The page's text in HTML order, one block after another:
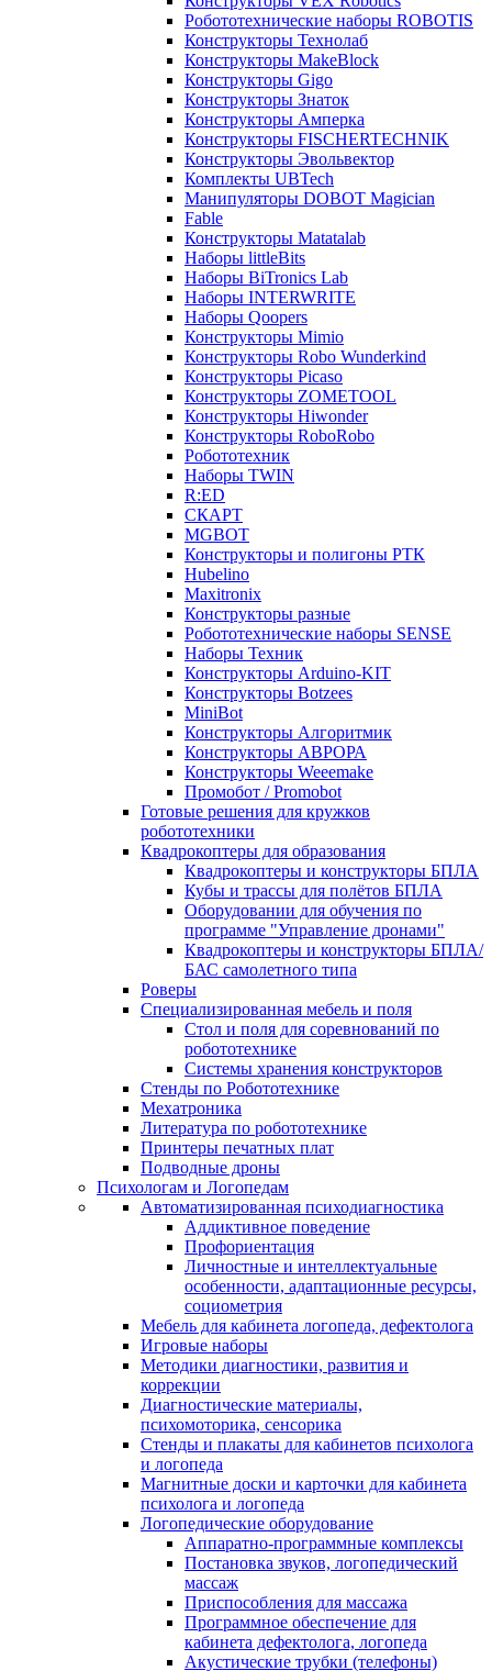
Робототехнические наборы ROBOTIS
Конструкторы Технолаб
Конструкторы MakeBlock
Конструкторы Gigo
Конструкторы Знаток
Конструкторы Амперка
Конструкторы FISCHERTECHNIK
Конструкторы Эвольвектор
Комплекты UBTech
Манипуляторы DOBOT Magician
Fable
Конструкторы Matatalab
Наборы littleBits
Наборы BiTronics Lab
Наборы INTERWRITE
Наборы Qoopers
Конструкторы Mimio
Конструкторы Robo Wunderkind
Конструкторы Picaso
Конструкторы ZOMETOOL
Конструкторы Hiwonder
Конструкторы RoboRobo
Робототехник
Наборы TWIN
R:ED
СКАРТ
MGBOT
Конструкторы и полигоны РТК
Hubelino
Maxitronix
Конструкторы разные
Робототехнические наборы SENSE
Наборы Техник
Конструкторы Arduino-KIT
Конструкторы Botzees
MiniBot
Конструкторы Алгоритмик
Конструкторы АВРОРА
Конструкторы Weeemake
Промобот / Promobot
Готовые решения для кружков
робототехники
Квадрокоптеры для образования
Квадрокоптеры и конструкторы БПЛА
Кубы и трассы для полётов БПЛА
Оборудовании для обучения по
программе "Управление дронами"
Квадрокоптеры и конструкторы БПЛА/
БАС самолетного типа
Роверы
Специализированная мебель и поля
Стол и поля для соревнований по
робототехнике
Системы хранения конструкторов
Стенды по Робототехнике
Мехатроника
Литература по робототехнике
Принтеры печатных плат
Подводные дроны
Психологам и Логопедам
Автоматизированная психодиагностика
Аддиктивное поведение
Профориентация
Личностные и интеллектуальные
особенности, адаптационные ресурсы,
социометрия
Мебель для кабинета логопеда, дефектолога
Игровые наборы
Методики диагностики, развития и
коррекции
Диагностические материалы,
психомоторика, сенсорика
Стенды и плакаты для кабинетов психолога
и логопеда
Магнитные доски и карточки для кабинета
психолога и логопеда
Логопедические оборудование
Аппаратно-программные комплексы
Постановка звуков, логопедический
массаж
Приспособления для массажа
Программное обеспечение для
кабинета дефектолога, логопеда
Акустические трубки (телефоны)